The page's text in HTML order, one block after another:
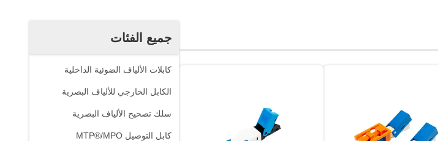
جميع الفئات
كابلات الألياف الضوئية الداخلية
الكابل الخارجي للألياف البصرية
سلك تصحيح الألياف البصرية
كابل التوصيل MTP®/MPO